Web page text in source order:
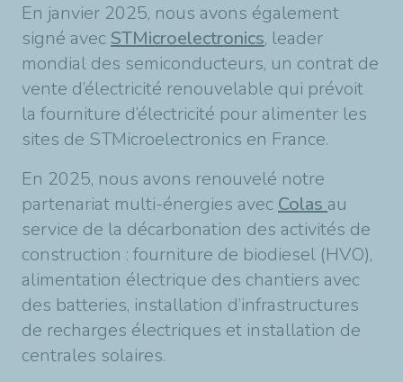
En janvier 2025, nous avons également
signé avecSTMicroelectronics, leader
mondial des semiconducteurs, un contrat de
vente d’électricité renouvelable qui prévoit
la fourniture d’électricité pour alimenter les
sites de STMicroelectronics en France.
En 2025, nous avons renouvelé notre
partenariat multi-énergies avec Colas au
service de la décarbonation des activités de
construction : fourniture de biodiesel (HVO),
alimentation électrique des chantiers avec
des batteries, installation d’infrastructures
de recharges électriques et installation de
centrales solaires.